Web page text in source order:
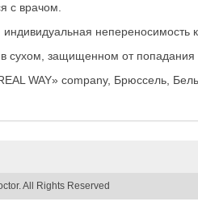
с врачом.
индивидуальная непереносимость
в сухом, защищенном от попадания
WAY» company, Брюссель,
All Rights Reserved